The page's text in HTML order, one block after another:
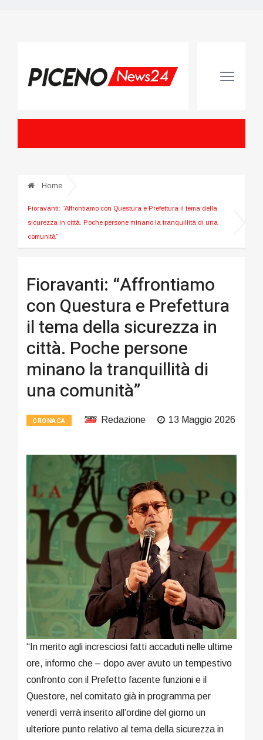
Home
Fioravanti: “Affrontiamo con Questura e Prefettura il tema della
sicurezza in città. Poche persone minano la tranquillità di una
comunità”
Fioravanti: “Affrontiamo
con Questura e Prefettura
il tema della sicurezza in
città. Poche persone
minano la tranquillità di
una comunità”
CRONACA Redazione 13 Maggio 2026
“In merito agli incresciosi fatti accaduti nelle ultime
ore, informo che – dopo aver avuto un tempestivo
confronto con il Prefetto facente funzioni e il
Questore, nel comitato già in programma per
venerdì verrà inserito all’ordine del giorno un
ulteriore punto relativo al tema della sicurezza in